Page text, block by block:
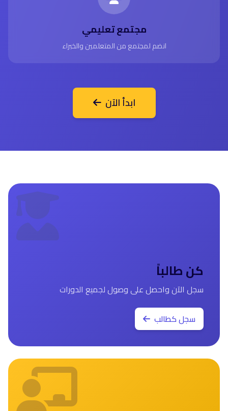
مجتمع تعليمي
انضم لمجتمع من المتعلمين والخبراء
ابدأ الآن
كن طالباً
سجل الآن واحصل على وصول لجميع الدورات
سجل كطالب